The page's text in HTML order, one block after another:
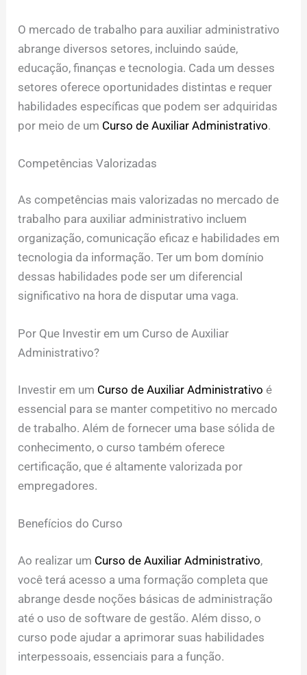
O mercado de trabalho para auxiliar administrativo
abrange diversos setores, incluindo saúde,
educação, finanças e tecnologia. Cada um desses
setores oferece oportunidades distintas e requer
habilidades específicas que podem ser adquiridas
por meio de um Curso de Auxiliar Administrativo.
Competências Valorizadas
As competências mais valorizadas no mercado de
trabalho para auxiliar administrativo incluem
organização, comunicação eficaz e habilidades em
tecnologia da informação. Ter um bom domínio
dessas habilidades pode ser um diferencial
significativo na hora de disputar uma vaga.
Por Que Investir em um Curso de Auxiliar
Administrativo?
Investir em um Curso de Auxiliar Administrativo é
essencial para se manter competitivo no mercado
de trabalho. Além de fornecer uma base sólida de
conhecimento, o curso também oferece
certificação, que é altamente valorizada por
empregadores.
Benefícios do Curso
Ao realizar um Curso de Auxiliar Administrativo,
você terá acesso a uma formação completa que
abrange desde noções básicas de administração
até o uso de software de gestão. Além disso, o
curso pode ajudar a aprimorar suas habilidades
interpessoais, essenciais para a função.